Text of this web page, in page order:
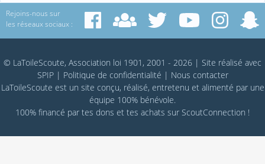
Rejoins-nous sur
les réseaux sociaux :
© LaToileScoute, Association loi 1901, 2001 - 2026 | Site réalisé avec
SPIP| Politique de confidentialité | Nous contacter
LaToileScoute est un site conçu, réalisé, entretenu et alimenté par une
équipe 100% bénévole.
100% financé par tes dons et tes achats sur ScoutConnection !